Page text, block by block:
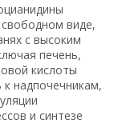
виде,
с высоким
печень,
кислоты
к надпочечникам,
и синтезе